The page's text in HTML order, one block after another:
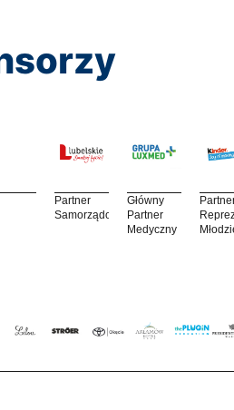
Partner
Samorządowy
Główny
Partner
Medyczny